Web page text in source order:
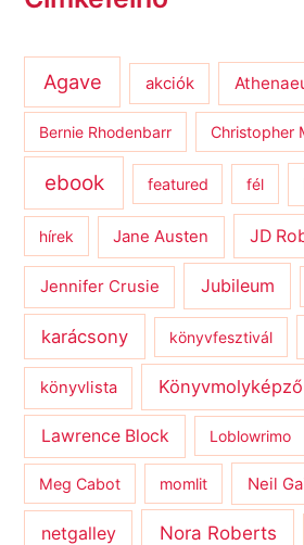
Agave akciók
Bernie Rhodenbarr Christopher
ebook featured fél
hírek Jane Austen JD
Jennifer Crusie Jubileum
karácsony könyvfesztivál
könyvlista Könyvmolyképző
Lawrence Block Loblowrimo
Meg Cabot momlit Neil
netgalley Nora Roberts